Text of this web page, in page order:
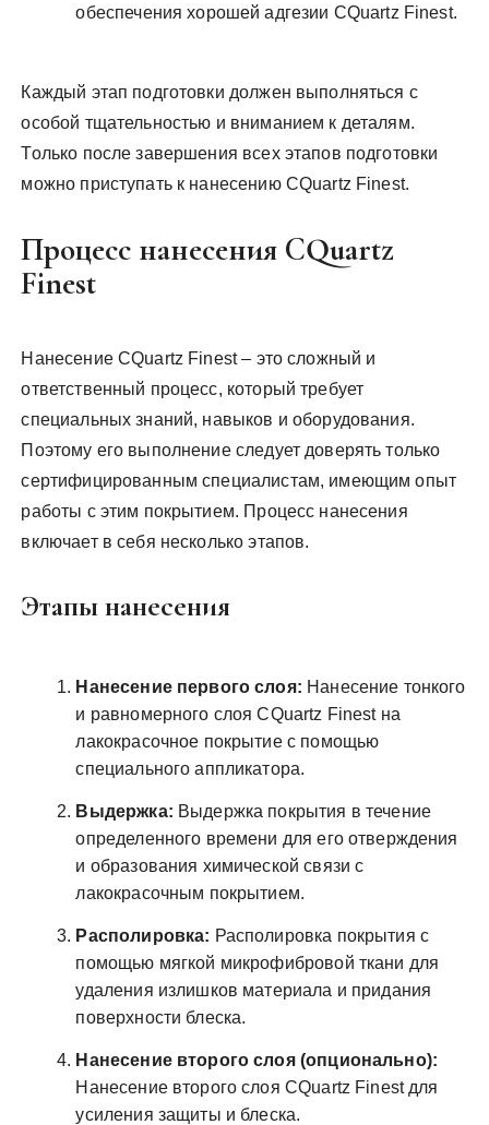
обеспечения хорошей адгезии CQuartz Finest.
Каждый этап подготовки должен выполняться с
особой тщательностью и вниманием к деталям.
Только после завершения всех этапов подготовки
можно приступать к нанесению CQuartz Finest.
Процесс нанесения CQuartz
Finest
Нанесение CQuartz Finest – это сложный и
ответственный процесс, который требует
специальных знаний, навыков и оборудования.
Поэтому его выполнение следует доверять только
сертифицированным специалистам, имеющим опыт
работы с этим покрытием. Процесс нанесения
включает в себя несколько этапов.
Этапы нанесения
Нанесение первого слоя: Нанесение тонкого
и равномерного слоя CQuartz Finest на
лакокрасочное покрытие с помощью
специального аппликатора.
Выдержка: Выдержка покрытия в течение
определенного времени для его отверждения
и образования химической связи с
лакокрасочным покрытием.
Располировка: Располировка покрытия с
помощью мягкой микрофибровой ткани для
удаления излишков материала и придания
поверхности блеска.
Нанесение второго слоя (опционально):
Нанесение второго слоя CQuartz Finest для
усиления защиты и блеска.